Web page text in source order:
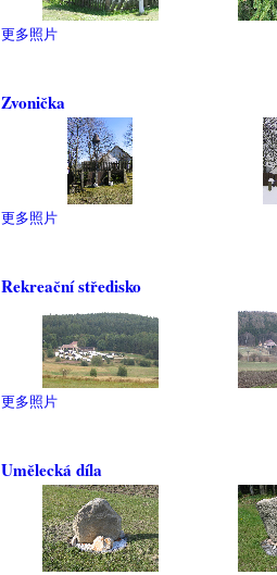
更多照片
Zvonička
更多照片
Rekreační středisko
更多照片
Umělecká díla